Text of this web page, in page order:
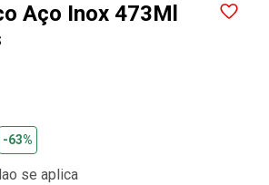
Aço Inox 473Ml
-63%
nao se aplica